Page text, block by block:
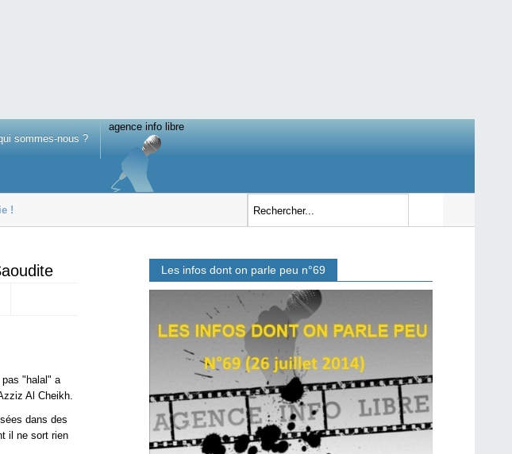
sommes-nous ?
agence info libre
!
"halal" a
Al Cheikh.
dans des
il ne sort rien
Les infos dont on parle peu n°69